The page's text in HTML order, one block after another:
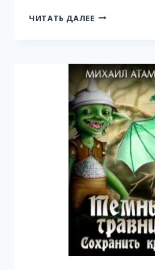
ЧИТАТЬ ДАЛЕЕ ИСКАЖАЮЩИЕ